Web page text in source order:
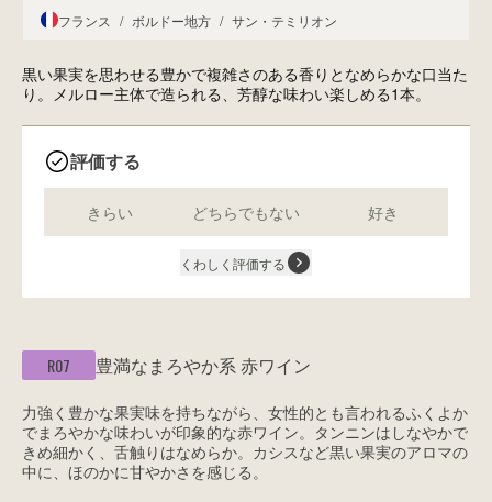
フランス / ボルドー地方 / サン・テミリオン
黒い果実を思わせる豊かで複雑さのある香りとなめらかな口当た
り。メルロー主体で造られる、芳醇な味わい楽しめる1本。
評価する
きらい どちらでもない 好き
くわしく評価する
R07 豊満なまろやか系 赤ワイン
力強く豊かな果実味を持ちながら、女性的とも言われるふくよか
でまろやかな味わいが印象的な赤ワイン。タンニンはしなやかで
きめ細かく、舌触りはなめらか。カシスなど黒い果実のアロマの
中に、ほのかに甘やかさを感じる。